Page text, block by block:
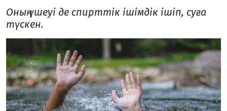
Оның үшеуі де спирттік ішімдік ішіп, суға
түскен.